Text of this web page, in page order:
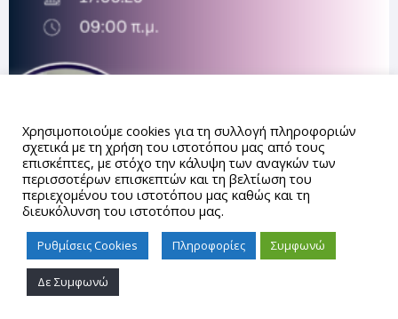
Proudly powered by WordPress
Χρησιμοποιούμε cookies για τη συλλογή πληροφοριών
σχετικά με τη χρήση του ιστοτόπου μας από τους
επισκέπτες, με στόχο την κάλυψη των αναγκών των
περισσοτέρων επισκεπτών και τη βελτίωση του
περιεχομένου του ιστοτόπου μας καθώς και τη
διευκόλυνση του ιστοτόπου μας.
Ρυθμίσεις Cookies Πληροφορίες Συμφωνώ
Δε Συμφωνώ